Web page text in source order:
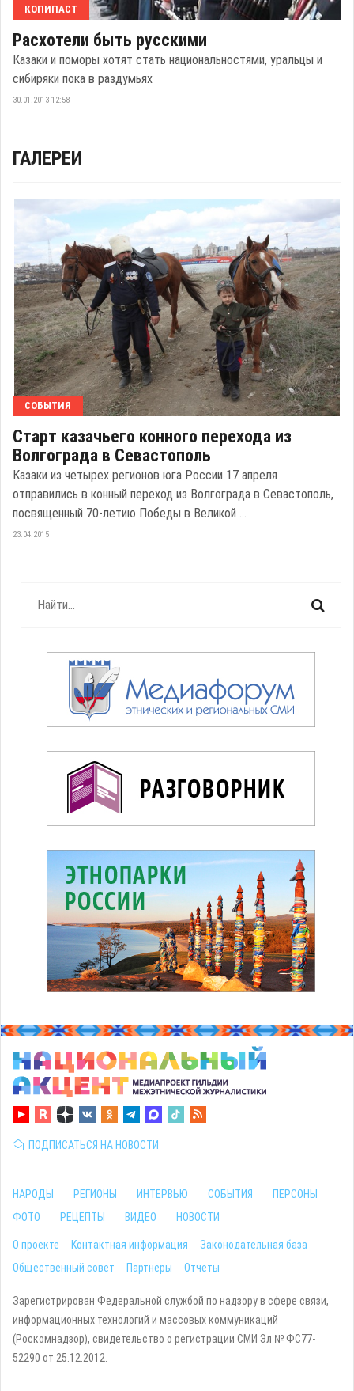
КОПИПАСТ
Расхотели быть русскими
Казаки и поморы хотят стать национальностями, уральцы и
сибиряки пока в раздумьях
30.01.2013 12:58
ГАЛЕРЕИ
СОБЫТИЯ
Старт казачьего конного перехода из
Волгограда в Севастополь
Казаки из четырех регионов юга России 17 апреля
отправились в конный переход из Волгограда в Севастополь,
посвященный 70-летию Победы в Великой ...
23.04.2015
ПОДПИСАТЬСЯ НА НОВОСТИ
НАРОДЫ РЕГИОНЫ ИНТЕРВЬЮ СОБЫТИЯ
ПЕРСОНЫ
ФОТО
РЕЦЕПТЫ ВИДЕО НОВОСТИ
О проекте Контактная информация
Законодательная база
Общественный совет
Партнеры Отчеты
Зарегистрирован Федеральной службой по надзору в сфере связи,
информационных технологий и массовых коммуникаций
(Роскомнадзор), свидетельство о регистрации СМИ Эл № ФС77-
52290 от 25.12.2012.